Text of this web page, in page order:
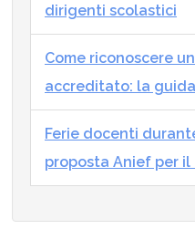
dirigenti scolastici
Come riconoscere
accreditato: la
Ferie docenti
proposta Anief per il